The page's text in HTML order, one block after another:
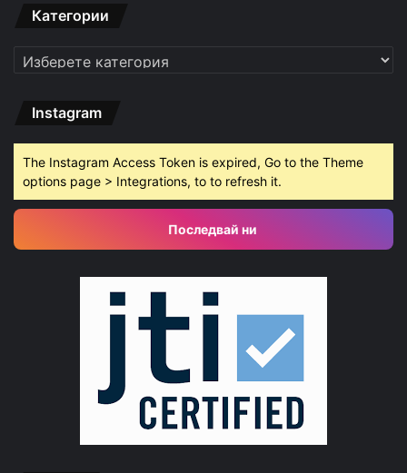
Категории
Категории
Instagram
The Instagram Access Token is expired, Go to the Theme
options page > Integrations, to to refresh it.
Последвай ни